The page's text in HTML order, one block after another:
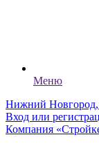
Меню
Нижний Новгород,
Вход или
Компания